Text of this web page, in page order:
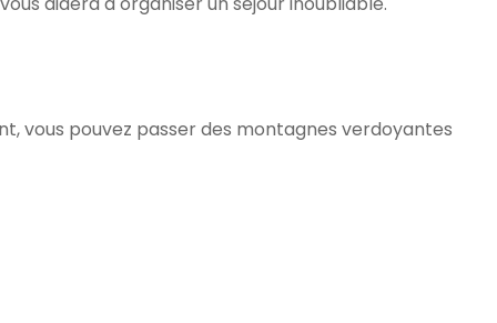
vous pouvez passer des montagnes verdoyantes